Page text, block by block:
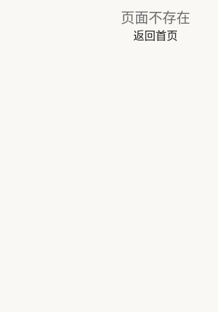
页面不存在
返回首页